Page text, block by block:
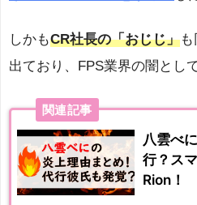
しかもCR社長の「おじじ」
出ており、FPS業界の闇とし
関連記事
八雲べ
行？ス
Rion！